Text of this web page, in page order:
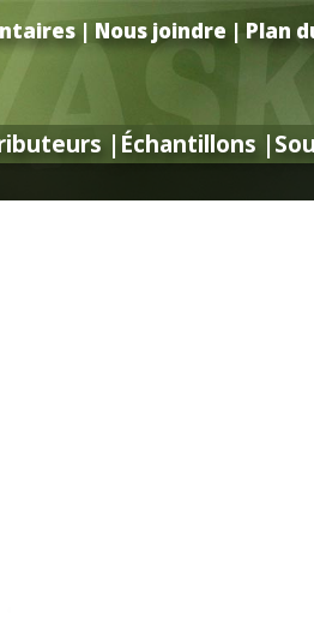
| Nous joindre | Plan
| Échantillons |
|FAQ| Nous joindre | Plan
| Échantillons |